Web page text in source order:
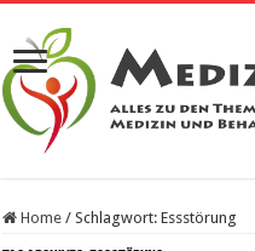
Home / Schlagwort:Essstörung